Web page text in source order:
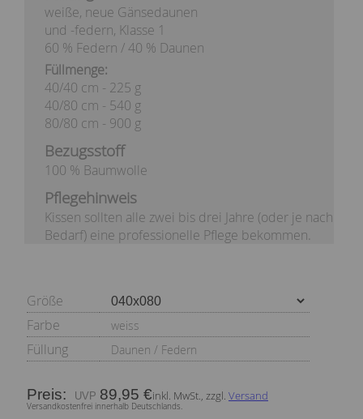
weiße, neue Gänsedaunen
und -federn, Klasse 1
60 % Federn / 40 % Daunen
Füllmenge:
40/40 cm - 225 g
40/80 cm - 540 g
80/80 cm - 900 g
Bezugsstoff
100 % Baumwolle
Pflegehinweis
Kissen sollten alle zwei bis drei Jahre (oder je nach
Bedarf) eine professionelle Pflege bekommen.
Größe
Farbe
weiss
Füllung Daunen / Federn
Preis: 89,95 €inkl. MwSt., zzgl. Versand
Versandkostenfrei innerhalb Deutschlands.